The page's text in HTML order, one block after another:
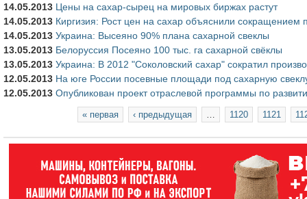
14.05.2013 Цены на сахар-сырец на мировых биржах растут
14.05.2013 Киргизия: Рост цен на сахар объяснили сокращением
14.05.2013 Украина: Высеяно 90% плана сахарной свеклы
13.05.2013 Белоруссия Посеяно 100 тыс. га сахарной свёклы
13.05.2013 Украина: В 2012 "Соколовский сахар" сократил
12.05.2013 На юге России посевные площади под сахарную
12.05.2013 Опубликован проект отраслевой программы по
« первая ‹ предыдущая 1120 1121